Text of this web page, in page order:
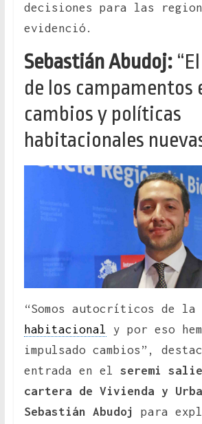
decisiones para las
evidenció.
Sebastián Abudoj:
de los campamentos
cambios y políticas
habitacionales
“Somos autocríticos de la
habitacional y por eso
impulsado cambios”,
entrada en el seremi
cartera de Vivienda y
Sebastián Abudoj
para